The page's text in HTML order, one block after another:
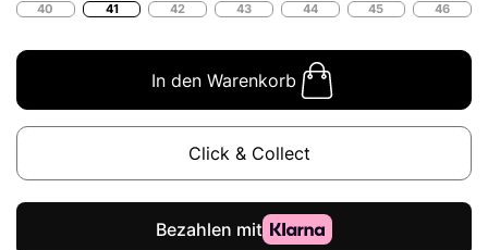
40 41 42 43 44 45 46
In den Warenkorb
Click & Collect